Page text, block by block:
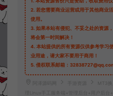
2. 若您需要商业运营或用于其他商业
使用。
3. 如果本站有侵犯、不妥之处的资源
将会第一时间解决！
4. 本站提供的所有资源仅供参考学习
业用途，请大家不要用于商用！
5. 侵权联系邮箱：
阿泽源码网 手游资源
MT3
理Linux手工服务端+管理后台+用户后台